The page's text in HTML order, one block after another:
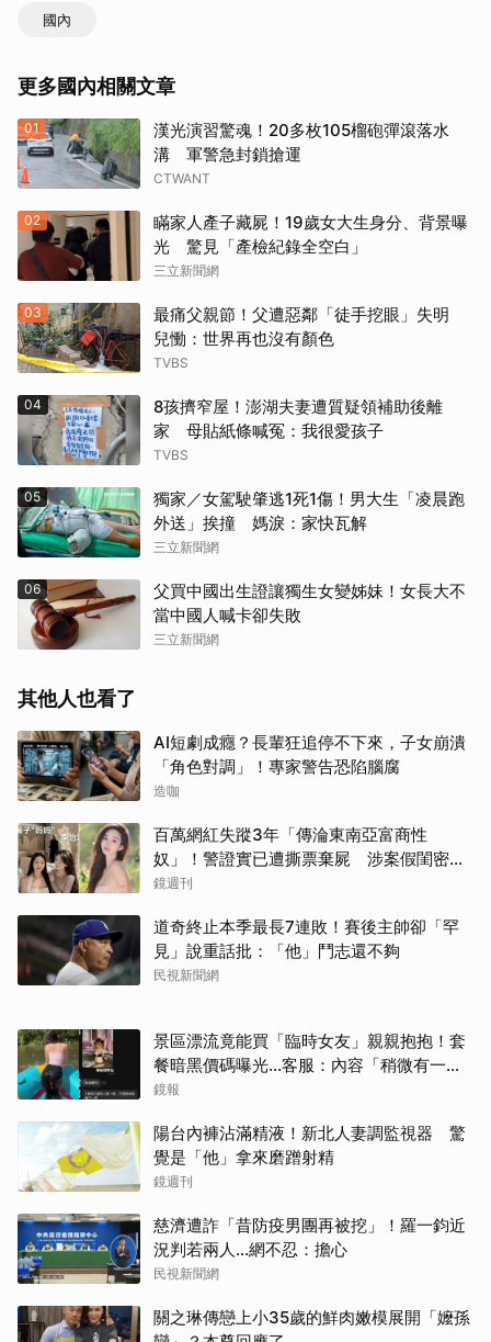
國內
更多國內相關文章
01
漢光演習驚魂！20多枚105榴砲彈滾落水
溝 軍警急封鎖搶運
CTWANT
02
瞞家人產子藏屍！19歲女大生身分、背景曝
光 驚見「產檢紀錄全空白」
三立新聞網
03
最痛父親節！父遭惡鄰「徒手挖眼」失明
兒慟：世界再也沒有顏色
TVBS
04
8孩擠窄屋！澎湖夫妻遭質疑領補助後離
家 母貼紙條喊冤：我很愛孩子
TVBS
05
獨家／女駕駛肇逃1死1傷！男大生「凌晨跑
外送」挨撞 媽淚：家快瓦解
三立新聞網
06
父買中國出生證讓獨生女變姊妹！女長大不
當中國人喊卡卻失敗
三立新聞網
其他人也看了
AI短劇成癮？長輩狂追停不下來，子女崩潰
「角色對調」！專家警告恐陷腦腐
造咖
百萬網紅失蹤3年「傳淪東南亞富商性
奴」！警證實已遭撕票棄屍 涉案假閨密近
況曝光
鏡週刊
道奇終止本季最長7連敗！賽後主帥卻「罕
見」說重話批：「他」鬥志還不夠
民視新聞網
景區漂流竟能買「臨時女友」親親抱抱！套
餐暗黑價碼曝光…客服：內容「稍微有一點
尺度」
鏡報
陽台內褲沾滿精液！新北人妻調監視器 驚
覺是「他」拿來磨蹭射精
鏡週刊
慈濟遭詐「昔防疫男團再被挖」！羅一鈞近
況判若兩人…網不忍：擔心
民視新聞網
關之琳傳戀上小35歲的鮮肉嫩模展開「嬤孫